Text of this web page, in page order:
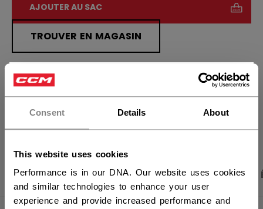
Consent Details About
This website uses cookies
Performance is in our DNA. Our website uses cookies
and similar technologies to enhance your user
experience and provide increased performance and
Vous souhaitez expédier des
produits aux États-Unis ?
AJOUTER AU SAC
TROUVER EN MAGASIN
Politique de livraison Retours gratuits
OUVRIR LES
PHOTOS DU PRODUIT CARACTÉRISTIQUES